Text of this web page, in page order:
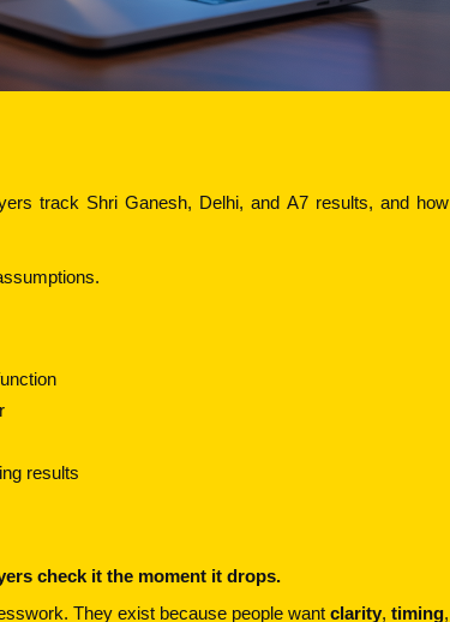
track Shri Ganesh, Delhi, and A7 results, and how
results
check it the moment it drops.
They exist because people want clarity, timing,